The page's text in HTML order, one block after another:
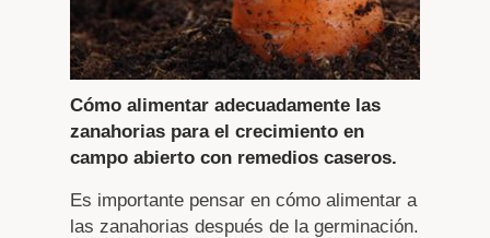
Cómo alimentar adecuadamente las
zanahorias para el crecimiento en
campo abierto con remedios caseros.
Es importante pensar en cómo alimentar a
las zanahorias después de la germinación.